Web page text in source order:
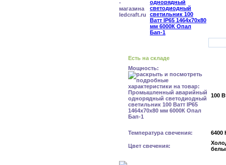
Есть на складе
Мощность:
100
Температура свечения: 6400
Цвет свечения: